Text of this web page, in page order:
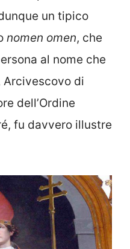
un tipico
nomen omen, che
al nome che
di
dell’Ordine
fu davvero illustre